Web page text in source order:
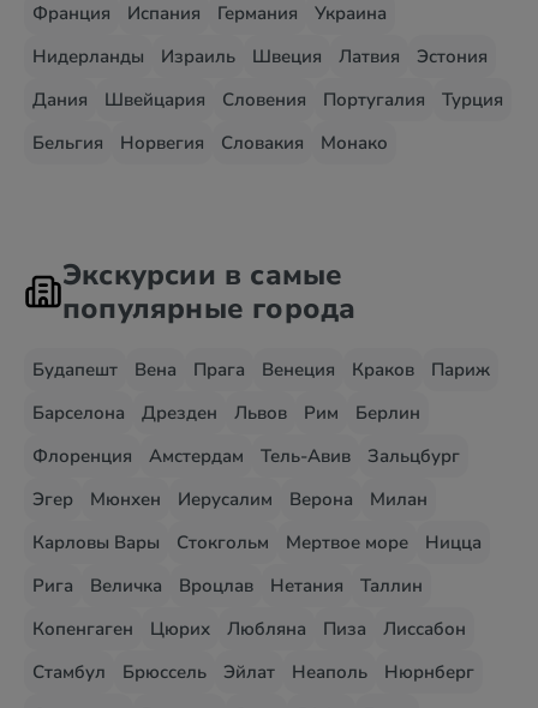
Франция
Испания Германия
Украина
Нидерланды
Израиль Швеция Латвия
Эстония
Дания
Швейцария Словения Португалия
Турция
Бельгия
Норвегия Словакия Монако
Экскурсии в самые
популярные города
Будапешт Вена Прага Венеция Краков
Париж
Барселона
Дрезден Львов Рим
Берлин
Флоренция
Амстердам Тель-Авив
Зальцбург
Эгер
Мюнхен Иерусалим Верона
Милан
Карловы Вары
Стокгольм Мертвое море
Ницца
Рига
Величка Вроцлав Нетания
Таллин
Копенгаген
Цюрих Любляна Пиза
Лиссабон
Стамбул
Брюссель Эйлат Неаполь
Нюрнберг